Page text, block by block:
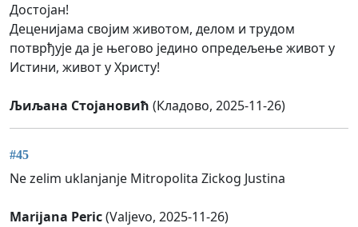
Достојан!
Деценијама својим животом, делом и трудом
потврђује да је његово једино опредељење живот у
Истини, живот у Христу!
Љиљана Стојановић (Кладово, 2025-11-26)
#45
Ne zelim uklanjanje Mitropolita Zickog Justina
Marijana Peric(Valjevo, 2025-11-26)